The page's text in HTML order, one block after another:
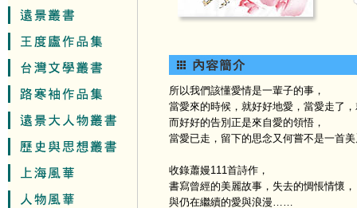
所以我們該懂愛情是一輩子的事，
當愛來的時候，就好好地愛，當愛走了
而好好的告別正是來自愛的領悟，
當愛已走，留下的思念又何嘗不是一首
收錄蕭嫚111首詩作，
書寫曾經的美麗故事，失去的惆悵情懷，
與仍在繼續的愛與浪漫……